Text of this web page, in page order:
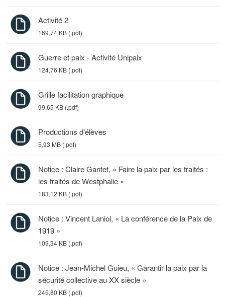
Activité 2
169,74 KB (.pdf)
Guerre et paix - Activité Unipaix
124,76 KB (.pdf)
Grille facilitation graphique
99,65 KB (.pdf)
Productions d'élèves
5,93 MB (.pdf)
Notice : Claire Gantet, « Faire la paix par les traités :
les traités de Westphalie »
183,12 KB (.pdf)
Notice : Vincent Laniol, « La conférence de la Paix de
1919 »
109,34 KB (.pdf)
Notice : Jean-Michel Guieu, « Garantir la paix par la
sécurité collective au XX siècle »
245,80 KB (.pdf)